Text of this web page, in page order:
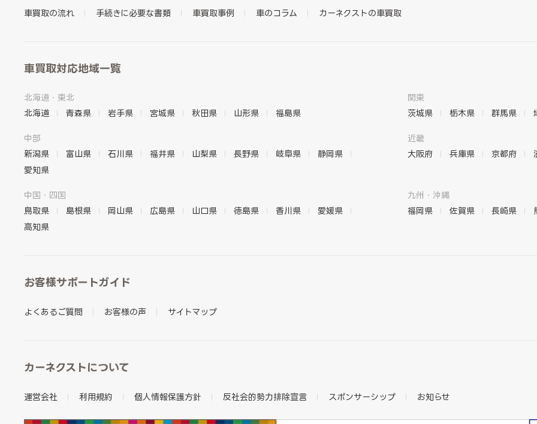
車買取の流れ 手続きに必要な書類 車買取事例 車のコラム カーネクストの車買取
車買取対応地域一覧
北海道・東北
北海道
青森県 岩手県 宮城県 秋田県 山形県 福島県
関東
茨城県
栃木県 群馬県
中部
新潟県
富山県 石川県 福井県 山梨県 長野県 岐阜県
静岡県
愛知県
近畿
大阪府
兵庫県 京都府
中国・四国
鳥取県
島根県 岡山県 広島県 山口県 徳島県 香川県
愛媛県
高知県
九州・沖縄
福岡県
佐賀県 長崎県
お客様サポートガイド
よくあるご質問 お客様の声 サイトマップ
カーネクストについて
運営会社 利用規約 個人情報保護方針 反社会的勢力排除宣言 スポンサーシップ お知らせ